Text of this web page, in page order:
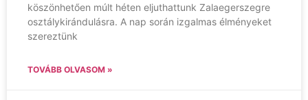
köszönhetően múlt héten eljuthattunk Zalaegerszegre
osztálykirándulásra. A nap során izgalmas élményeket
szereztünk
TOVÁBB OLVASOM »